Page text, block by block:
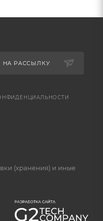
НА РАССЫЛКУ
(хранения) и иные